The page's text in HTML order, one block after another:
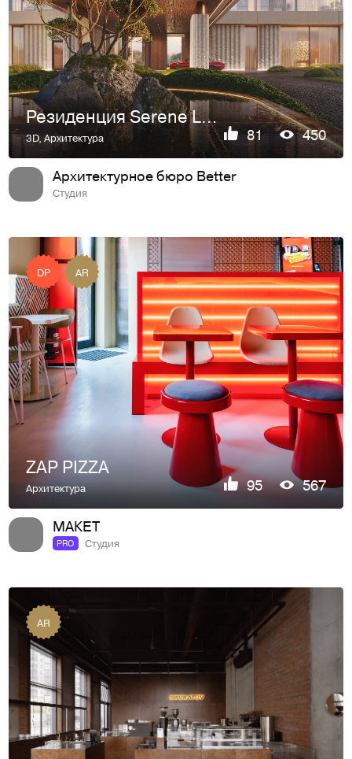
Резиденция Serene Lake, 1 800 м²
3D,Архитектура 81 450
Архитектурное бюро Better
Студия
DP AR
ZAP PIZZA
Архитектура 95 567
МАКЕТ
PRO Студия
AR